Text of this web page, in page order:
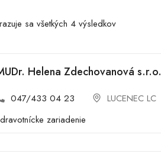
sa všetkých 4 výsledkov
Helena Zdechovanová s.r.o.
047/433 04 23
LUCENEC LC
zariadenie